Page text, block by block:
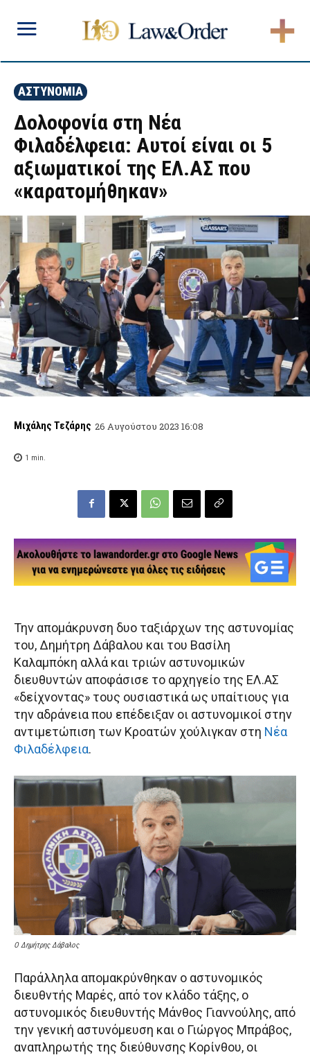
ΑΣΤΥΝΟΜΙΑ
Δολοφονία στη Νέα
Φιλαδέλφεια: Αυτοί είναι οι 5
αξιωματικοί της ΕΛ.ΑΣ που
«καρατομήθηκαν»
Μιχάλης Τεζάρης 26 Αυγούστου 2023 16:08
1 min.
Την απομάκρυνση δυο ταξιάρχων της αστυνομίας
του, Δημήτρη Δάβαλου και του Βασίλη
Καλαμπόκη αλλά και τριών αστυνομικών
διευθυντών αποφάσισε το αρχηγείο της ΕΛ.ΑΣ
«δείχνοντας» τους ουσιαστικά ως υπαίτιους για
την αδράνεια που επέδειξαν οι αστυνομικοί στην
αντιμετώπιση των Κροατών χούλιγκαν στη Νέα
Φιλαδέλφεια.
Ο Δημήτρης Δάβαλος
Παράλληλα απομακρύνθηκαν ο αστυνομικός
διευθντής Μαρές, από τον κλάδο τάξης, ο
αστυνομικός διευθυντής Μάνθος Γιαννούλης, από
την γενική αστυνόμευση και ο Γιώργος Μπράβος,
αναπληρωτής της διεύθυνσης Κορίνθου, οι